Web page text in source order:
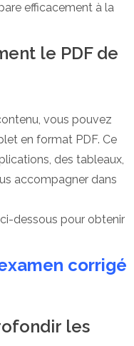
efficacement à la
le PDF de
vous pouvez
en format PDF. Ce
des tableaux,
accompagner dans
dessous pour obtenir
corrigé
les